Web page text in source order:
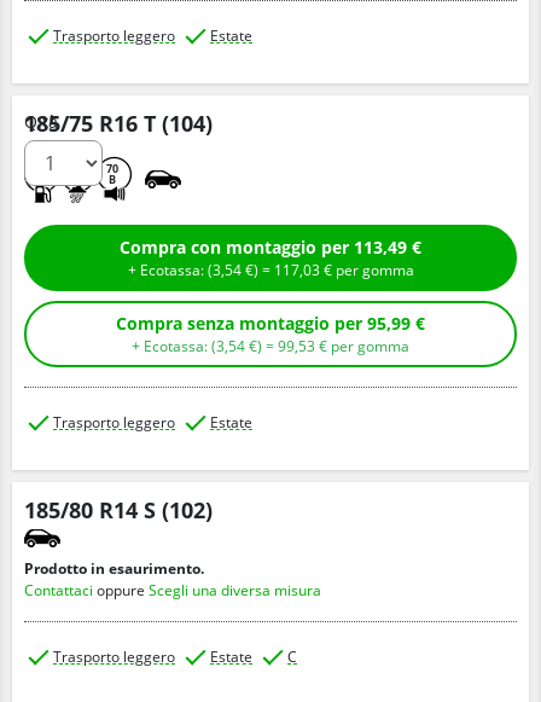
Trasporto leggero Estate
185/75 R16 T (104)
70
B
Q.tà
Compra con montaggio per 113,49 €
+ Ecotassa: (3,54€ ) = 117,03€ per gomma
Compra senza montaggio per 95,99 €
+ Ecotassa: (3,54€ ) =99,53 € per gomma
Trasporto leggero Estate
185/80 R14 S (102)
Prodotto in esaurimento.
Contattaci oppure Scegli una diversa misura
Trasporto leggero Estate C